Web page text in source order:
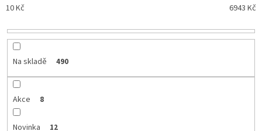
10Kč 6943 Kč
Na skladě 490
Akce 8
Novinka 12